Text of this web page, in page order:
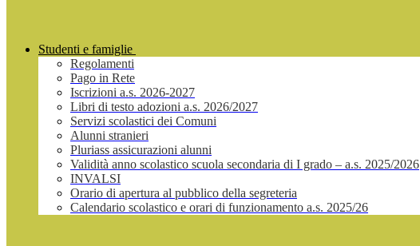
Studenti e famiglie
Regolamenti
Pago in Rete
Iscrizioni a.s. 2026-2027
Libri di testo adozioni a.s. 2026/2027
Servizi scolastici dei Comuni
Alunni stranieri
Pluriass assicurazioni alunni
Validità anno scolastico scuola secondaria di I grado – a.s. 2025/2026
INVALSI
Orario di apertura al pubblico della segreteria
Calendario scolastico e orari di funzionamento a.s. 2025/26